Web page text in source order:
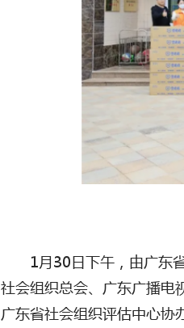
1月30日下午，由广东
社会组织总会、广东广播电
广东省社会组织评估中心协